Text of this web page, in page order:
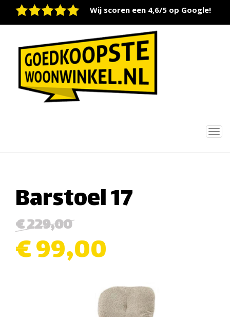
Wij scoren een 4,6/5 op Google!
Barstoel 17
€ 229,00
€ 99,00